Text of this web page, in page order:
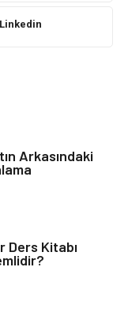
Linkedin
Arkasındaki
Ders Kitabı